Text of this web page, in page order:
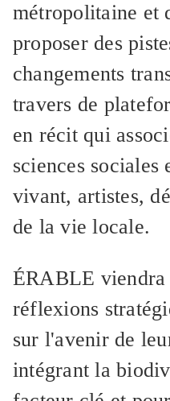
métropolitaine et
proposer des
changements
travers de
en récit qui
sciences sociales
vivant, artistes,
de la vie locale.
ÉRABLE
réflexions
sur l'avenir de
intégrant la